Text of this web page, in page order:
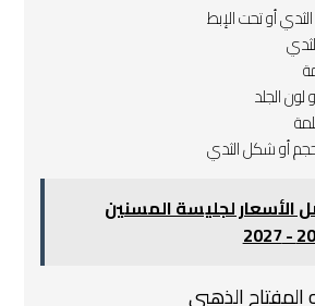
أو تحت الإبط
الجلد
أو شكل الثدي
الأسعار لجليسة المسنين
الذهبي